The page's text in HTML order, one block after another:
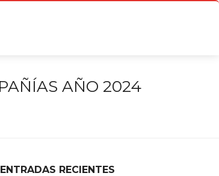
AÑO 2024
ENTRADAS RECIENTES